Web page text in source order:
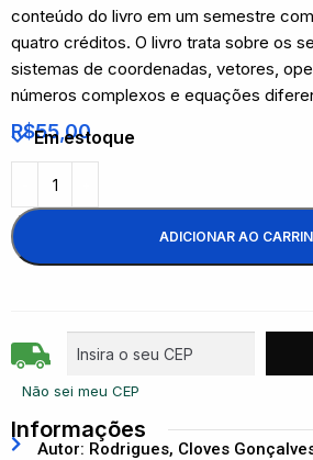
conteúdo do livro em um semestre
quatro créditos. O livro trata sobre os
sistemas de coordenadas, vetores,
números complexos e equações
R$55,00
Em estoque
ADICIONAR AO
Não sei meu CEP
Informações
Autor: Rodrigues, Cloves